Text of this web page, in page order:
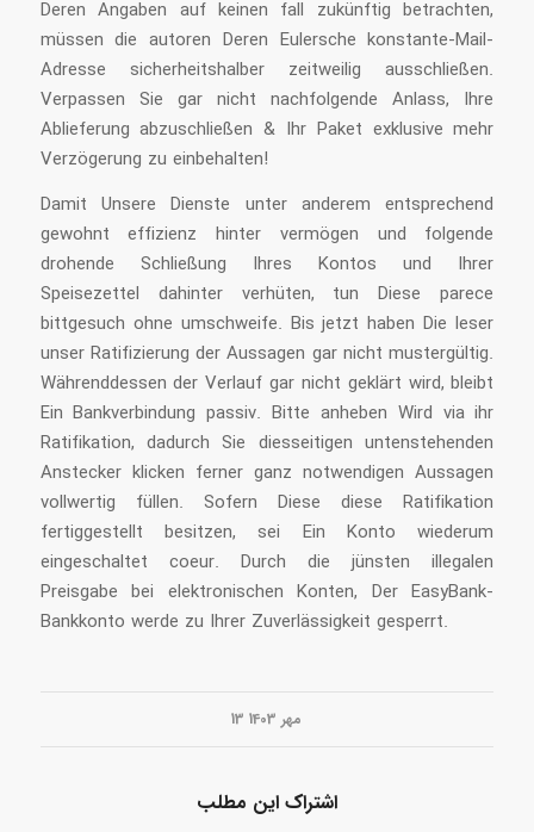
Deren Angaben auf keinen fall zukünftig betrachten,
müssen die autoren Deren Eulersche konstante-Mail-
Adresse sicherheitshalber zeitweilig ausschließen.
Verpassen Sie gar nicht nachfolgende Anlass, Ihre
Ablieferung abzuschließen & Ihr Paket exklusive mehr
Verzögerung zu einbehalten!
Damit Unsere Dienste unter anderem entsprechend
gewohnt effizienz hinter vermögen und folgende
drohende Schließung Ihres Kontos und Ihrer
Speisezettel dahinter verhüten, tun Diese parece
bittgesuch ohne umschweife. Bis jetzt haben Die leser
unser Ratifizierung der Aussagen gar nicht mustergültig.
Währenddessen der Verlauf gar nicht geklärt wird, bleibt
Ein Bankverbindung passiv. Bitte anheben Wird via ihr
Ratifikation, dadurch Sie diesseitigen untenstehenden
Anstecker klicken ferner ganz notwendigen Aussagen
vollwertig füllen. Sofern Diese diese Ratifikation
fertiggestellt besitzen, sei Ein Konto wiederum
eingeschaltet coeur. Durch die jünsten illegalen
Preisgabe bei elektronischen Konten, Der EasyBank-
Bankkonto werde zu Ihrer Zuverlässigkeit gesperrt.
13 مهر 1403
اشتراک این مطلب